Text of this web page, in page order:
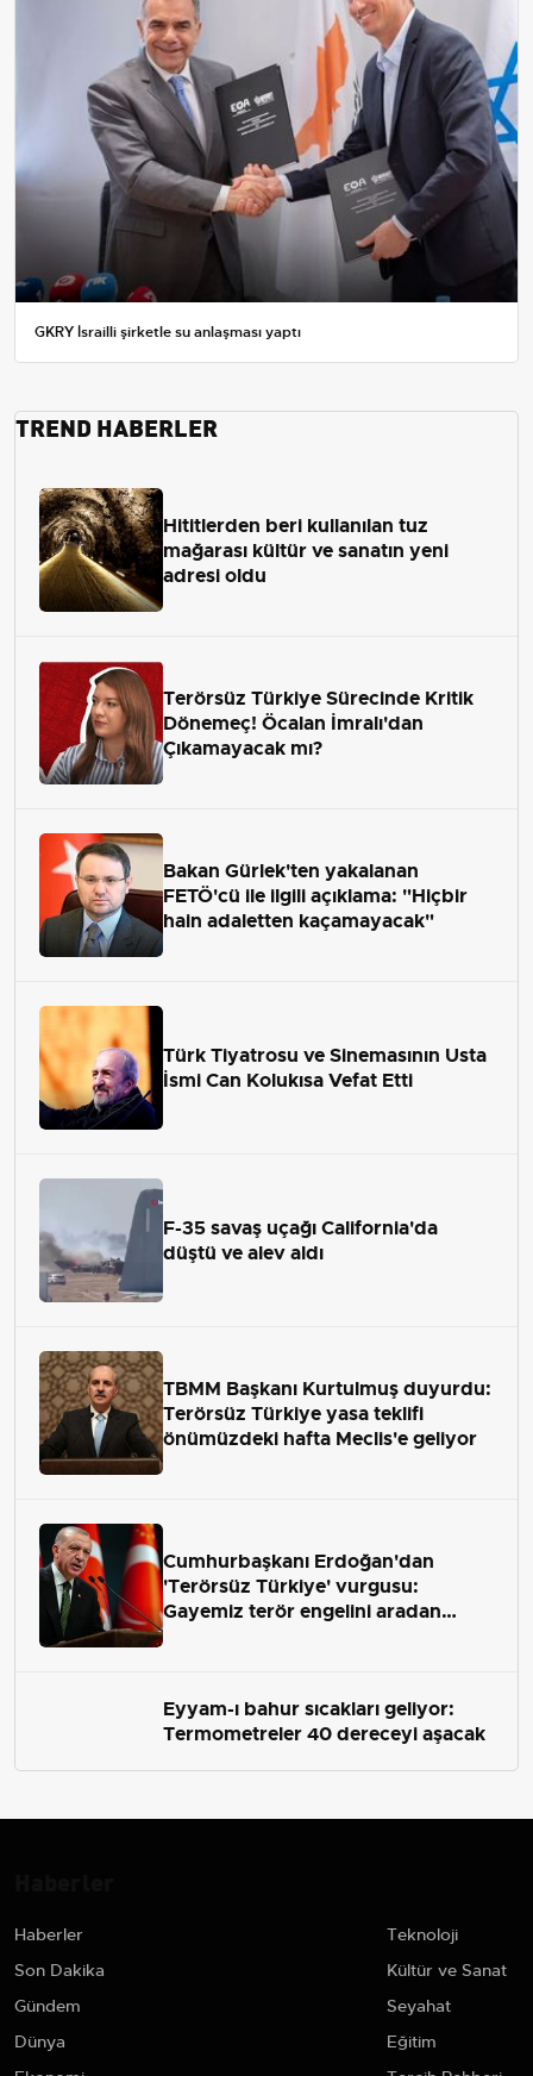
GKRY İsrailli şirketle su anlaşması yaptı
TREND HABERLER
Hititlerden beri kullanılan tuz
mağarası kültür ve sanatın yeni
adresi oldu
Terörsüz Türkiye Sürecinde Kritik
Dönemeç! Öcalan İmralı'dan
Çıkamayacak mı?
Bakan Gürlek'ten yakalanan
FETÖ'cü ile ilgili açıklama: "Hiçbir
hain adaletten kaçamayacak"
Türk Tiyatrosu ve Sinemasının Usta
İsmi Can Kolukısa Vefat Etti
F-35 savaş uçağı California'da
düştü ve alev aldı
TBMM Başkanı Kurtulmuş duyurdu:
Terörsüz Türkiye yasa teklifi
önümüzdeki hafta Meclis'e geliyor
Cumhurbaşkanı Erdoğan'dan
'Terörsüz Türkiye' vurgusu:
Gayemiz terör engelini aradan
Eyyam-ı bahur sıcakları geliyor:
Termometreler 40 dereceyi aşacak
Haberler
Son Dakika
Gündem
Dünya
Teknoloji
Kültür ve Sanat
Seyahat
Eğitim